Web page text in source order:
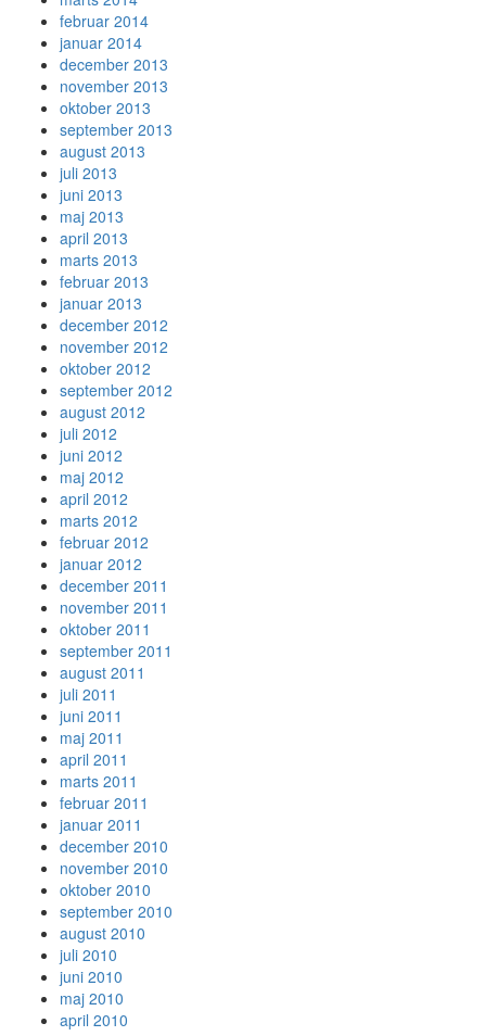
februar 2014
januar 2014
december 2013
november 2013
oktober 2013
september 2013
august 2013
juli 2013
juni 2013
maj 2013
april 2013
marts 2013
februar 2013
januar 2013
december 2012
november 2012
oktober 2012
september 2012
august 2012
juli 2012
juni 2012
maj 2012
april 2012
marts 2012
februar 2012
januar 2012
december 2011
november 2011
oktober 2011
september 2011
august 2011
juli 2011
juni 2011
maj 2011
april 2011
marts 2011
februar 2011
januar 2011
december 2010
november 2010
oktober 2010
september 2010
august 2010
juli 2010
juni 2010
maj 2010
april 2010